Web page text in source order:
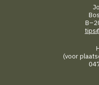
(voor